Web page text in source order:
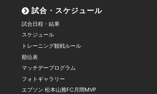
試合・スケジュール
試合日程・結果
スケジュール
トレーニング観戦ルール
順位表
マッチデープログラム
フォトギャラリー
エプソン 松本山雅FC月間MVP